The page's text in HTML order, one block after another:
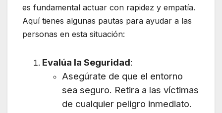
es fundamental actuar con rapidez y empatía.
Aquí tienes algunas pautas para ayudar a las
personas en esta situación:
Evalúa la Seguridad:
Asegúrate de que el entorno
sea seguro. Retira a las víctimas
de cualquier peligro inmediato.